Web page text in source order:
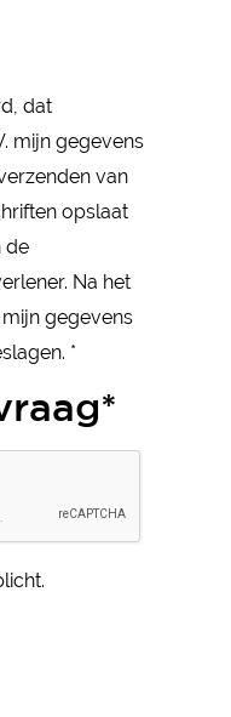
dat
mijn gegevens
van
opslaat
de
Na het
gegevens
*